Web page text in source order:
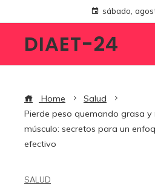
sábado,
DIAET-24
Home
Salud
Pierde peso quemando grasa y
músculo: secretos para un
efectivo
SALUD